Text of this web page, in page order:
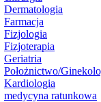
Dermatologia
Farmacja
Fizjologia
Fizjoterapia
Geriatria
Położnictwo/
Kardiologia
medycyna ratunkowa